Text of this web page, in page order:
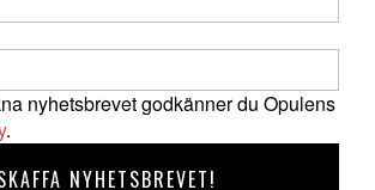
nyhetsbrevet godkänner du Opulens
.